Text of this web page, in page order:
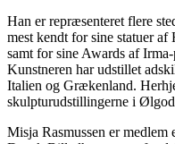
Han er repræsenteret flere
mest kendt for sine statuer
samt for sine Awards af
Kunstneren har udstillet
Italien og Grækenland.
skulpturudstillingerne i
Misja Rasmussen er